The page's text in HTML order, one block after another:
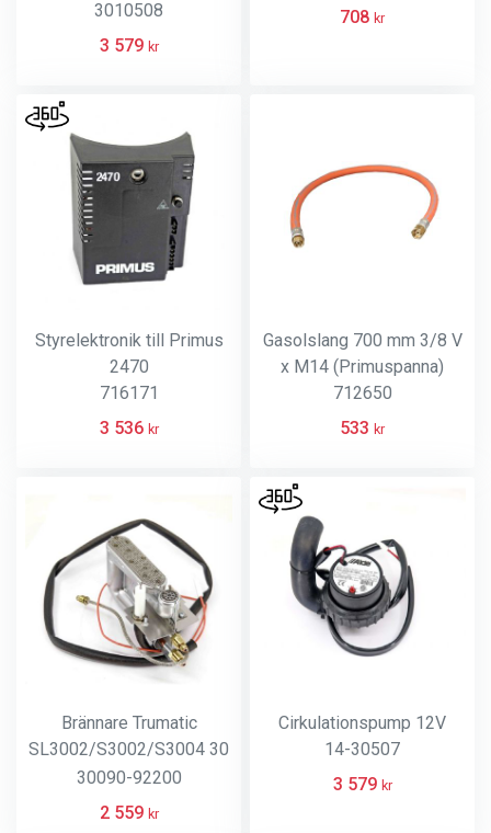
varv)
3010508
3 579 kr
708 kr
Styrelektronik till Primus
2470
716171
3 536 kr
Gasolslang 700 mm 3/8 V
x M14 (Primuspanna)
712650
533 kr
Brännare Trumatic
SL3002/S3002/S3004 30
mbar
30090-92200
2 559 kr
Cirkulationspump 12V
14-30507
3 579 kr